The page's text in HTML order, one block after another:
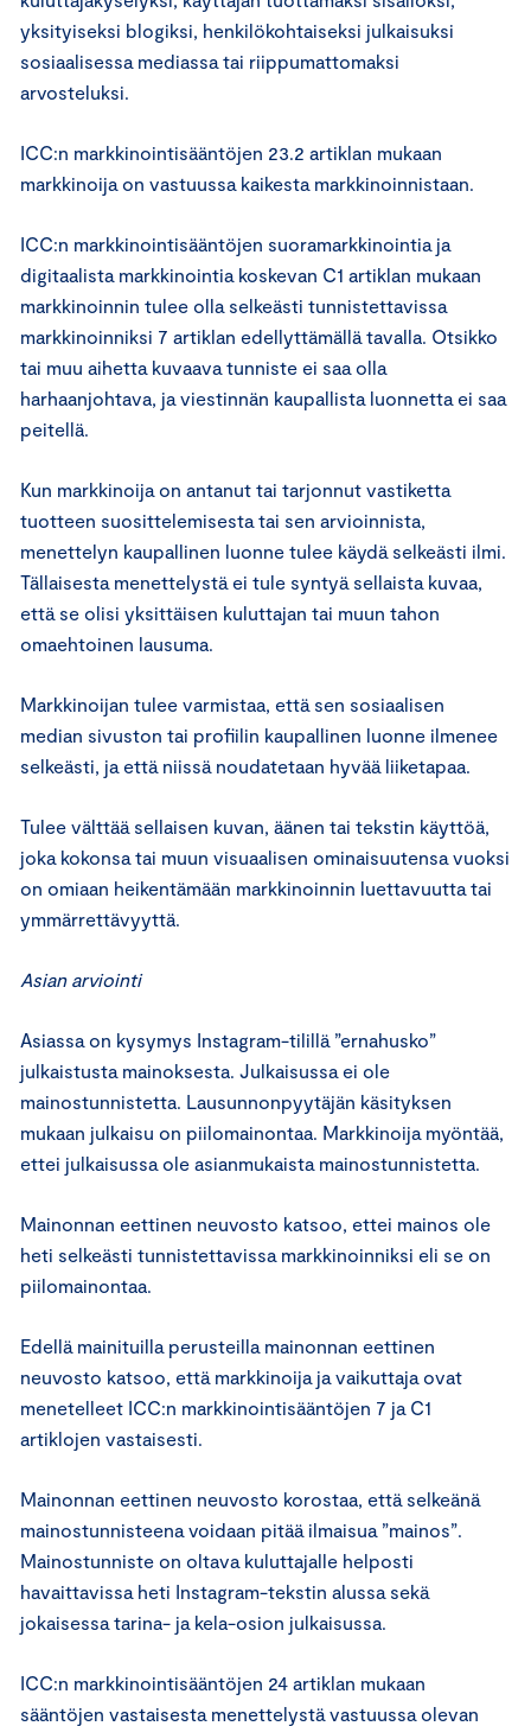
yksityiseksi blogiksi, henkilökohtaiseksi julkaisuksi
sosiaalisessa mediassa tai riippumattomaksi
arvosteluksi.
ICC:n markkinointisääntöjen 23.2 artiklan mukaan
markkinoija on vastuussa kaikesta markkinoinnistaan.
ICC:n markkinointisääntöjen suoramarkkinointia ja
digitaalista markkinointia koskevan C1 artiklan mukaan
markkinoinnin tulee olla selkeästi tunnistettavissa
markkinoinniksi 7 artiklan edellyttämällä tavalla. Otsikko
tai muu aihetta kuvaava tunniste ei saa olla
harhaanjohtava, ja viestinnän kaupallista luonnetta ei saa
peitellä.
Kun markkinoija on antanut tai tarjonnut vastiketta
tuotteen suosittelemisesta tai sen arvioinnista,
menettelyn kaupallinen luonne tulee käydä selkeästi ilmi.
Tällaisesta menettelystä ei tule syntyä sellaista kuvaa,
että se olisi yksittäisen kuluttajan tai muun tahon
omaehtoinen lausuma.
Markkinoijan tulee varmistaa, että sen sosiaalisen
median sivuston tai profiilin kaupallinen luonne ilmenee
selkeästi, ja että niissä noudatetaan hyvää liiketapaa.
Tulee välttää sellaisen kuvan, äänen tai tekstin käyttöä,
joka kokonsa tai muun visuaalisen ominaisuutensa vuoksi
on omiaan heikentämään markkinoinnin luettavuutta tai
ymmärrettävyyttä.
Asian arviointi
Asiassa on kysymys Instagram-tilillä ”ernahusko”
julkaistusta mainoksesta. Julkaisussa ei ole
mainostunnistetta. Lausunnonpyytäjän käsityksen
mukaan julkaisu on piilomainontaa. Markkinoija myöntää,
ettei julkaisussa ole asianmukaista mainostunnistetta.
Mainonnan eettinen neuvosto katsoo, ettei mainos ole
heti selkeästi tunnistettavissa markkinoinniksi eli se on
piilomainontaa.
Edellä mainituilla perusteilla mainonnan eettinen
neuvosto katsoo, että markkinoija ja vaikuttaja ovat
menetelleet ICC:n markkinointisääntöjen 7 ja C1
artiklojen vastaisesti.
Mainonnan eettinen neuvosto korostaa, että selkeänä
mainostunnisteena voidaan pitää ilmaisua ”mainos”.
Mainostunniste on oltava kuluttajalle helposti
havaittavissa heti Instagram-tekstin alussa sekä
jokaisessa tarina- ja kela-osion julkaisussa.
ICC:n markkinointisääntöjen 24 artiklan mukaan
sääntöjen vastaisesta menettelystä vastuussa olevan